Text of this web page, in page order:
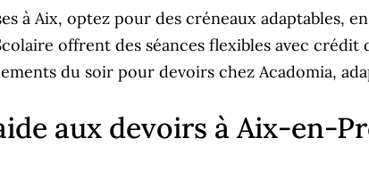
à Aix, optez pour des créneaux adaptables,
offrent des séances flexibles avec
du soir pour devoirs chez Acadomia,
aux devoirs à Aix-en-